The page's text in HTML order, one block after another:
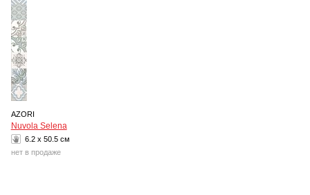
AZORI
Nuvola Selena
6.2 x 50.5 см
нет в продаже